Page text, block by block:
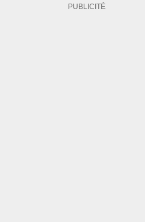
PUBLICITÉ